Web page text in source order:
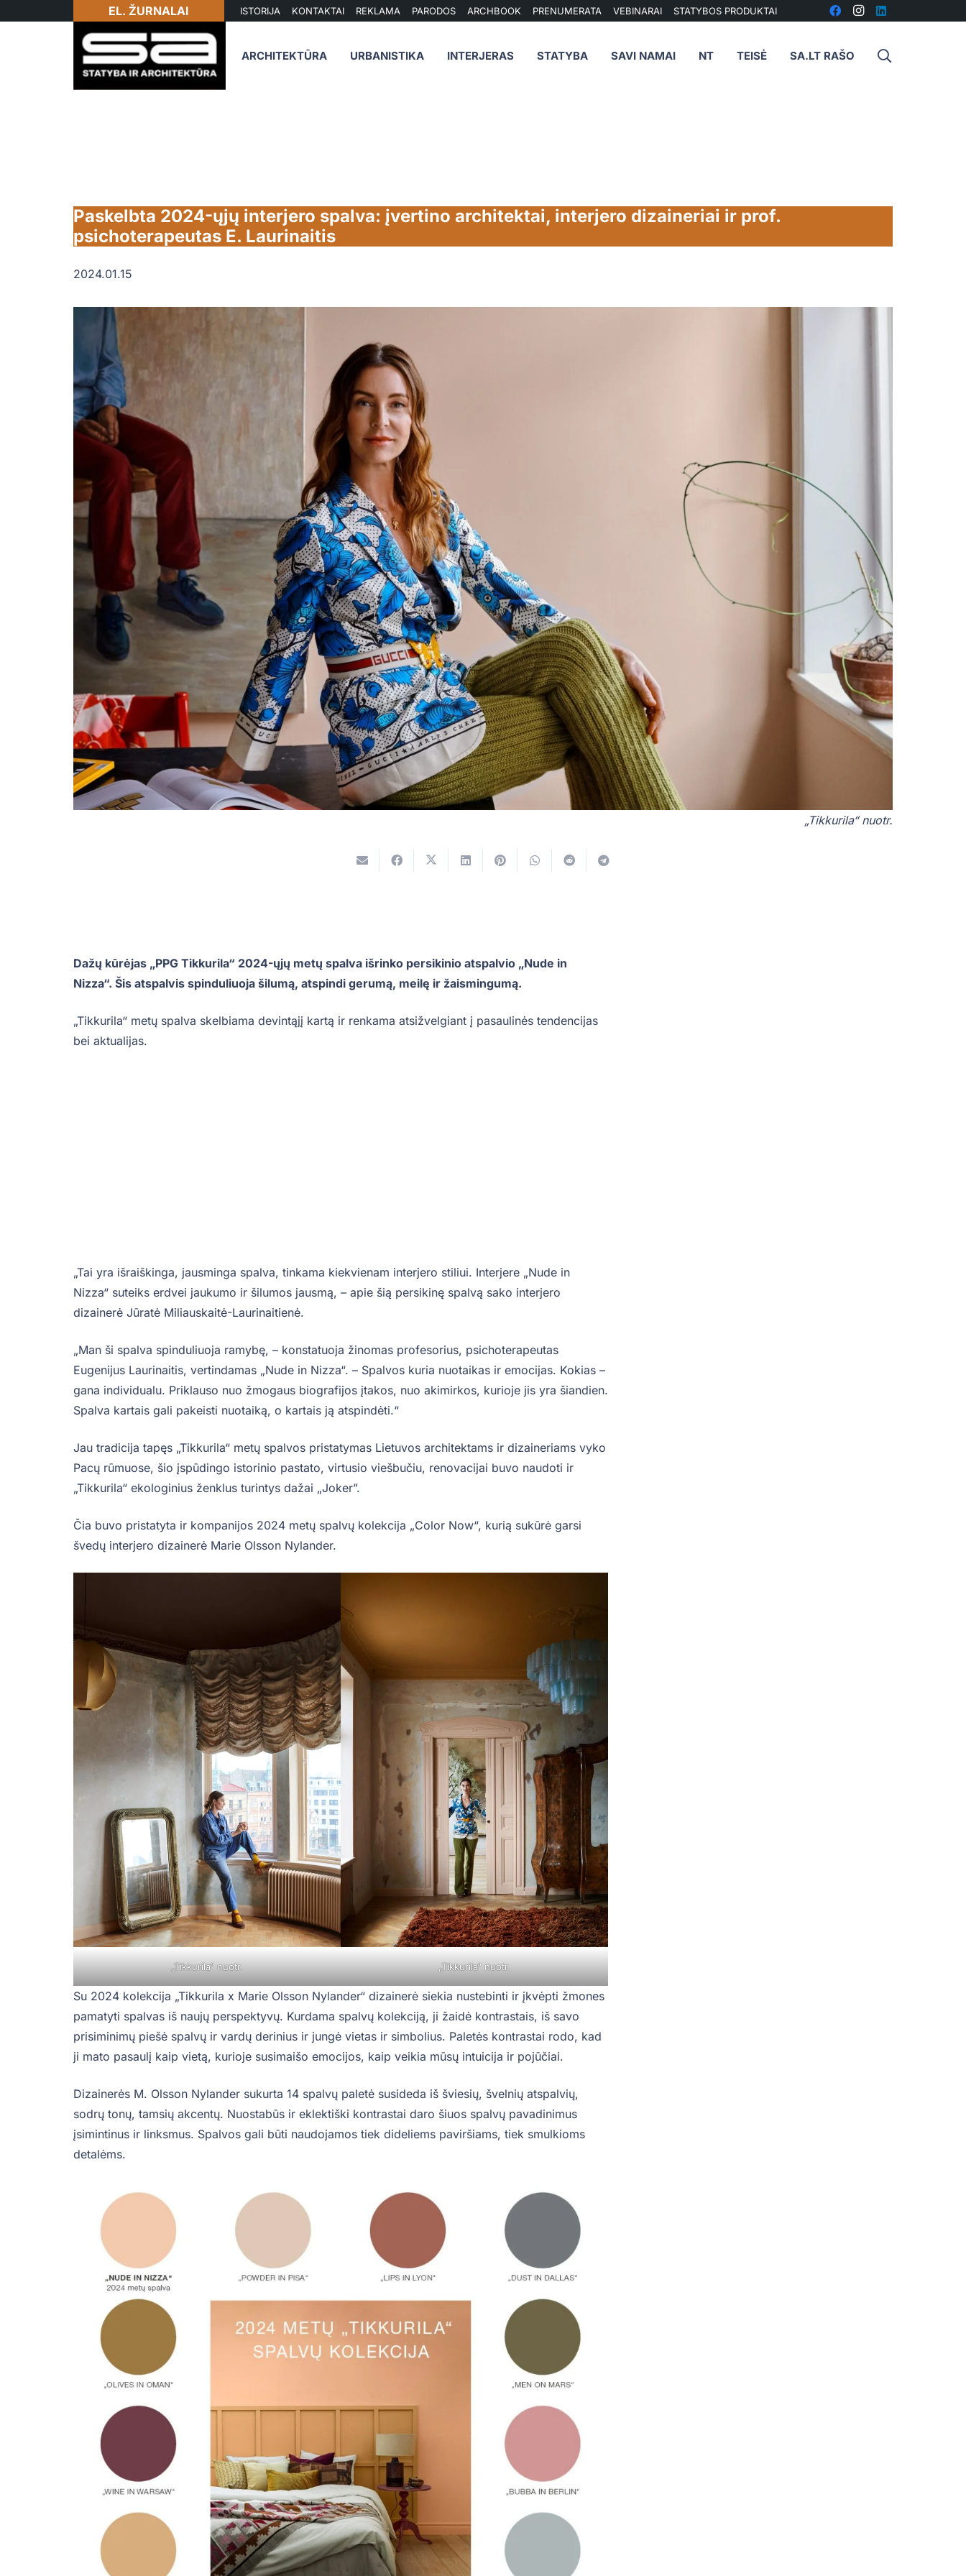
EL. ŽURNALAI ISTORIJA KONTAKTAI REKLAMA PARODOS ARCHBOOK PRENUMERATA VEBINARAI STATYBOS PRODUKTAI
ARCHITEKTŪRA URBANISTIKA INTERJERAS STATYBA SAVI NAMAI NT TEISĖ SA.LT RAŠO
Paskelbta 2024-ųjų interjero spalva: įvertino architektai, interjero dizaineriai ir prof.
psichoterapeutas E. Laurinaitis
2024.01.15
„Tikkurila“ nuotr.
Dažų kūrėjas „PPG Tikkurila“ 2024-ųjų metų spalva išrinko persikinio atspalvio „Nude in
Nizza“. Šis atspalvis spinduliuoja šilumą, atspindi gerumą, meilę ir žaismingumą.
„Tikkurila“ metų spalva skelbiama devintąjį kartą ir renkama atsižvelgiant į pasaulinės tendencijas
bei aktualijas.
„Tai yra išraiškinga, jausminga spalva, tinkama kiekvienam interjero stiliui. Interjere „Nude in
Nizza“ suteiks erdvei jaukumo ir šilumos jausmą, – apie šią persikinę spalvą sako interjero
dizainerė Jūratė Miliauskaitė-Laurinaitienė.
„Man ši spalva spinduliuoja ramybę, – konstatuoja žinomas profesorius, psichoterapeutas
Eugenijus Laurinaitis, vertindamas „Nude in Nizza“. – Spalvos kuria nuotaikas ir emocijas. Kokias –
gana individualu. Priklauso nuo žmogaus biografijos įtakos, nuo akimirkos, kurioje jis yra šiandien.
Spalva kartais gali pakeisti nuotaiką, o kartais ją atspindėti.“
Jau tradicija tapęs „Tikkurila“ metų spalvos pristatymas Lietuvos architektams ir dizaineriams vyko
Pacų rūmuose, šio įspūdingo istorinio pastato, virtusio viešbučiu, renovacijai buvo naudoti ir
„Tikkurila“ ekologinius ženklus turintys dažai „Joker”.
Čia buvo pristatyta ir kompanijos 2024 metų spalvų kolekcija „Color Now“, kurią sukūrė garsi
švedų interjero dizainerė Marie Olsson Nylander.
„Tikkurila“ nuotr. „Tikkurila“ nuotr.
Su 2024 kolekcija „Tikkurila x Marie Olsson Nylander“ dizainerė siekia nustebinti ir įkvėpti žmones
pamatyti spalvas iš naujų perspektyvų. Kurdama spalvų kolekciją, ji žaidė kontrastais, iš savo
prisiminimų piešė spalvų ir vardų derinius ir jungė vietas ir simbolius. Paletės kontrastai rodo, kad
ji mato pasaulį kaip vietą, kurioje susimaišo emocijos, kaip veikia mūsų intuicija ir pojūčiai.
Dizainerės M. Olsson Nylander sukurta 14 spalvų paletė susideda iš šviesių, švelnių atspalvių,
sodrų tonų, tamsių akcentų. Nuostabūs ir eklektiški kontrastai daro šiuos spalvų pavadinimus
įsimintinus ir linksmus. Spalvos gali būti naudojamos tiek dideliems paviršiams, tiek smulkioms
detalėms.